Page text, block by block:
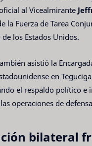
al Vicealmirante
la Fuerza de Tarea
de los Estados Unidos.
asistió la
en
el respaldo político e
operaciones de
bilateral